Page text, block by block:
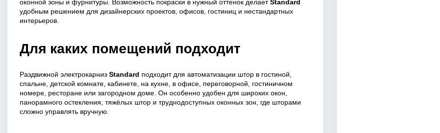
оконной зоны и фурнитуры. Возможность покраски в нужный оттенок делаетStandard
удобным решением для дизайнерских проектов, офисов, гостиниц и нестандартных
интерьеров.
Для каких помещений подходит
Раздвижной электрокарниз Standard подходит для автоматизации штор в гостиной,
спальне, детской комнате, кабинете, на кухне, в офисе, переговорной, гостиничном
номере, ресторане или загородном доме. Он особенно удобен для широких окон,
панорамного остекления, тяжёлых штор и труднодоступных оконных зон, где шторами
сложно управлять вручную.